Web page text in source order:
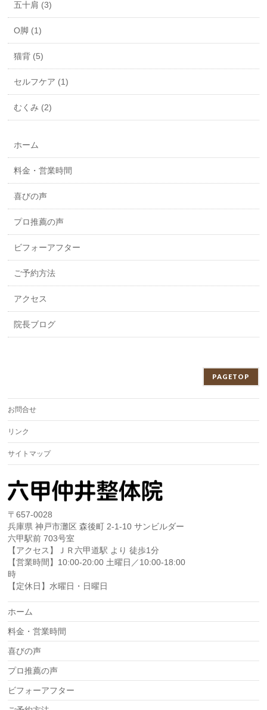
五十肩 (3)
O脚 (1)
猫背 (5)
セルフケア (1)
むくみ (2)
ホーム
料金・営業時間
喜びの声
プロ推薦の声
ビフォーアフター
ご予約方法
アクセス
院長ブログ
PAGETOP
お問合せ
リンク
サイトマップ
〒657-0028
兵庫県 神戸市灘区 森後町 2-1-10 サンビルダー
六甲駅前 703号室
【アクセス】ＪＲ六甲道駅 より 徒歩1分
【営業時間】10:00-20:00 土曜日／10:00-18:00
時
【定休日】水曜日・日曜日
ホーム
料金・営業時間
喜びの声
プロ推薦の声
ビフォーアフター